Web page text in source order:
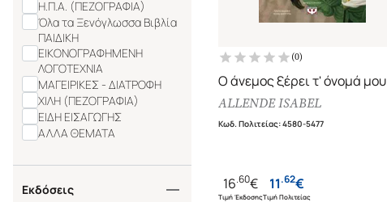
Η.Π.Α. (ΠΕΖΟΓΡΑΦΙΑ)
Όλα τα Ξενόγλωσσα Βιβλία
ΠΑΙΔΙΚΗ
ΕΙΚΟΝΟΓΡΑΦΗΜΕΝΗ
ΛΟΓΟΤΕΧΝΙΑ
ΜΑΓΕΙΡΙΚΕΣ - ΔΙΑΤΡΟΦΗ
ΧΙΛΗ (ΠΕΖΟΓΡΑΦΙΑ)
ΕΙΔΗ ΕΙΣΑΓΩΓΗΣ
ΑΛΛΑ ΘΕΜΑΤΑ
Εκδόσεις
(0)
Ο άνεμος ξέρει τ' όνομά μου
ALLENDE ISABEL
Κωδ. Πολιτείας:4580-5477
16.60€
Τιμή Έκδοσης
11.62€
Τιμή Πολιτείας